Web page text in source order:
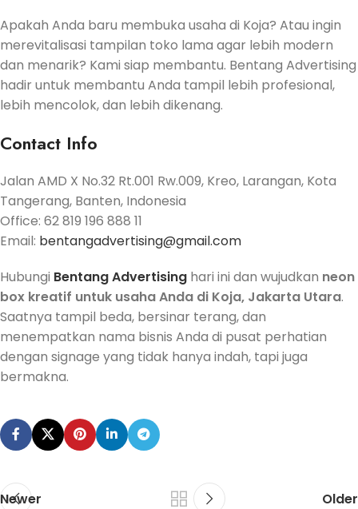
Apakah Anda baru membuka usaha di Koja? Atau ingin
merevitalisasi tampilan toko lama agar lebih modern
dan menarik? Kami siap membantu. Bentang Advertising
hadir untuk membantu Anda tampil lebih profesional,
lebih mencolok, dan lebih dikenang.
Contact Info
Jalan AMD X No.32 Rt.001 Rw.009, Kreo, Larangan, Kota
Tangerang, Banten, Indonesia
Office: 62 819 196 888 11
Email: bentangadvertising@gmail.com
Hubungi Bentang Advertising hari ini dan wujudkan neon
box kreatif untuk usaha Anda di Koja, Jakarta Utara.
Saatnya tampil beda, bersinar terang, dan
menempatkan nama bisnis Anda di pusat perhatian
dengan signage yang tidak hanya indah, tapi juga
bermakna.
Newer Older